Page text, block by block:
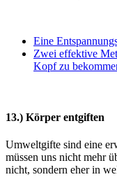
Eine
Zwei effektive
Kopf zu
13.) Körper entgiften
Umweltgifte sind eine
müssen uns nicht mehr
nicht, sondern eher in